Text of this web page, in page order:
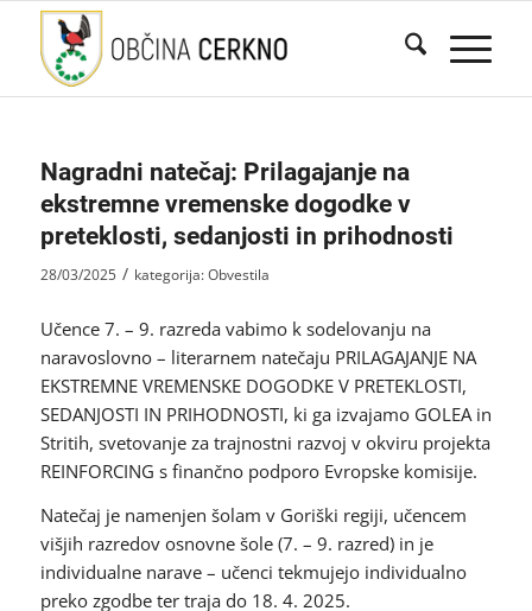
Nagradni natečaj: Prilagajanje na
ekstremne vremenske dogodke v
preteklosti, sedanjosti in prihodnosti
28/03/2025 / kategorija:Obvestila
Učence 7. – 9. razreda vabimo k sodelovanju na
naravoslovno – literarnem natečaju PRILAGAJANJE NA
EKSTREMNE VREMENSKE DOGODKE V PRETEKLOSTI,
SEDANJOSTI IN PRIHODNOSTI, ki ga izvajamo GOLEA in
Stritih, svetovanje za trajnostni razvoj v okviru projekta
REINFORCING s finančno podporo Evropske komisije.
Natečaj je namenjen šolam v Goriški regiji, učencem
višjih razredov osnovne šole (7. – 9. razred) in je
individualne narave – učenci tekmujejo individualno
preko zgodbe ter traja do 18. 4. 2025.